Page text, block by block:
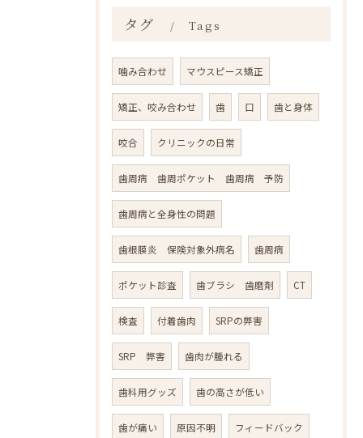
タグ Tags
噛み合わせ マウスピース矯正
矯正、咬み合わせ 歯 口 歯と身体
咬合 クリニックの日常
歯周病 歯周ポケット 歯周病 予防
歯周病と全身性の問題
歯根膜炎 保険対象外病名 歯周病
ポケット診査 歯ブラシ 歯磨剤 CT
検査 付着歯肉 SRPの弊害
SRP 弊害 歯肉が腫れる
歯科用グッズ 歯の高さが低い
歯が痛い 原因不明 フィードバック